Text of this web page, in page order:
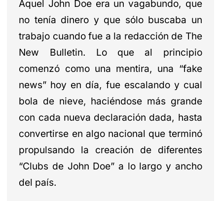
Aquel John Doe era un vagabundo, que
no tenía dinero y que sólo buscaba un
trabajo cuando fue a la redacción de The
New Bulletin. Lo que al principio
comenzó como una mentira, una “fake
news” hoy en día, fue escalando y cual
bola de nieve, haciéndose más grande
con cada nueva declaración dada, hasta
convertirse en algo nacional que terminó
propulsando la creación de diferentes
“Clubs de John Doe” a lo largo y ancho
del país.